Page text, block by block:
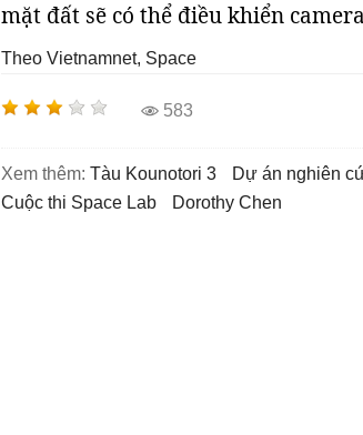
mặt đất sẽ có thể điều khiển
Theo Vietnamnet, Space
583
Xem thêm: tàu Kounotori 3 dự án nghiên
cuộc thi Space Lab
Dorothy Chen